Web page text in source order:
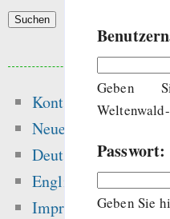
Geben
Passwort:
Geben Sie
Kontakt
Neue Inhalte
Deutsch
English
Impressum